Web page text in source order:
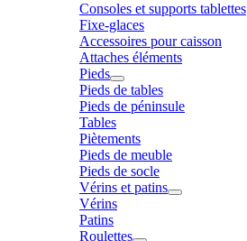
Consoles et supports tablettes
Fixe-glaces
Accessoires pour caisson
Attaches éléments
Pieds
Pieds de tables
Pieds de péninsule
Tables
Piètements
Pieds de meuble
Pieds de socle
Vérins et patins
Vérins
Patins
Roulettes